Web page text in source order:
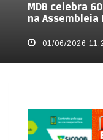
MDB celebra
na
01/06/2026